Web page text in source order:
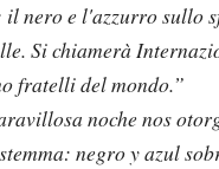
il nero e l'azzurro sullo
Si chiamerà
fratelli del mondo.”
noche nos
negro y azul